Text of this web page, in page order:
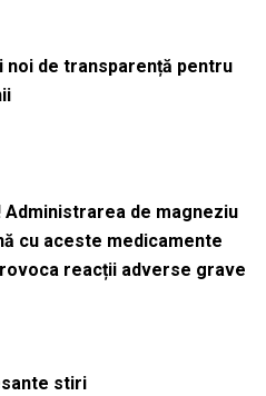
noi de transparență pentru
Administrarea de magneziu
cu aceste medicamente
reacții adverse grave
stiri